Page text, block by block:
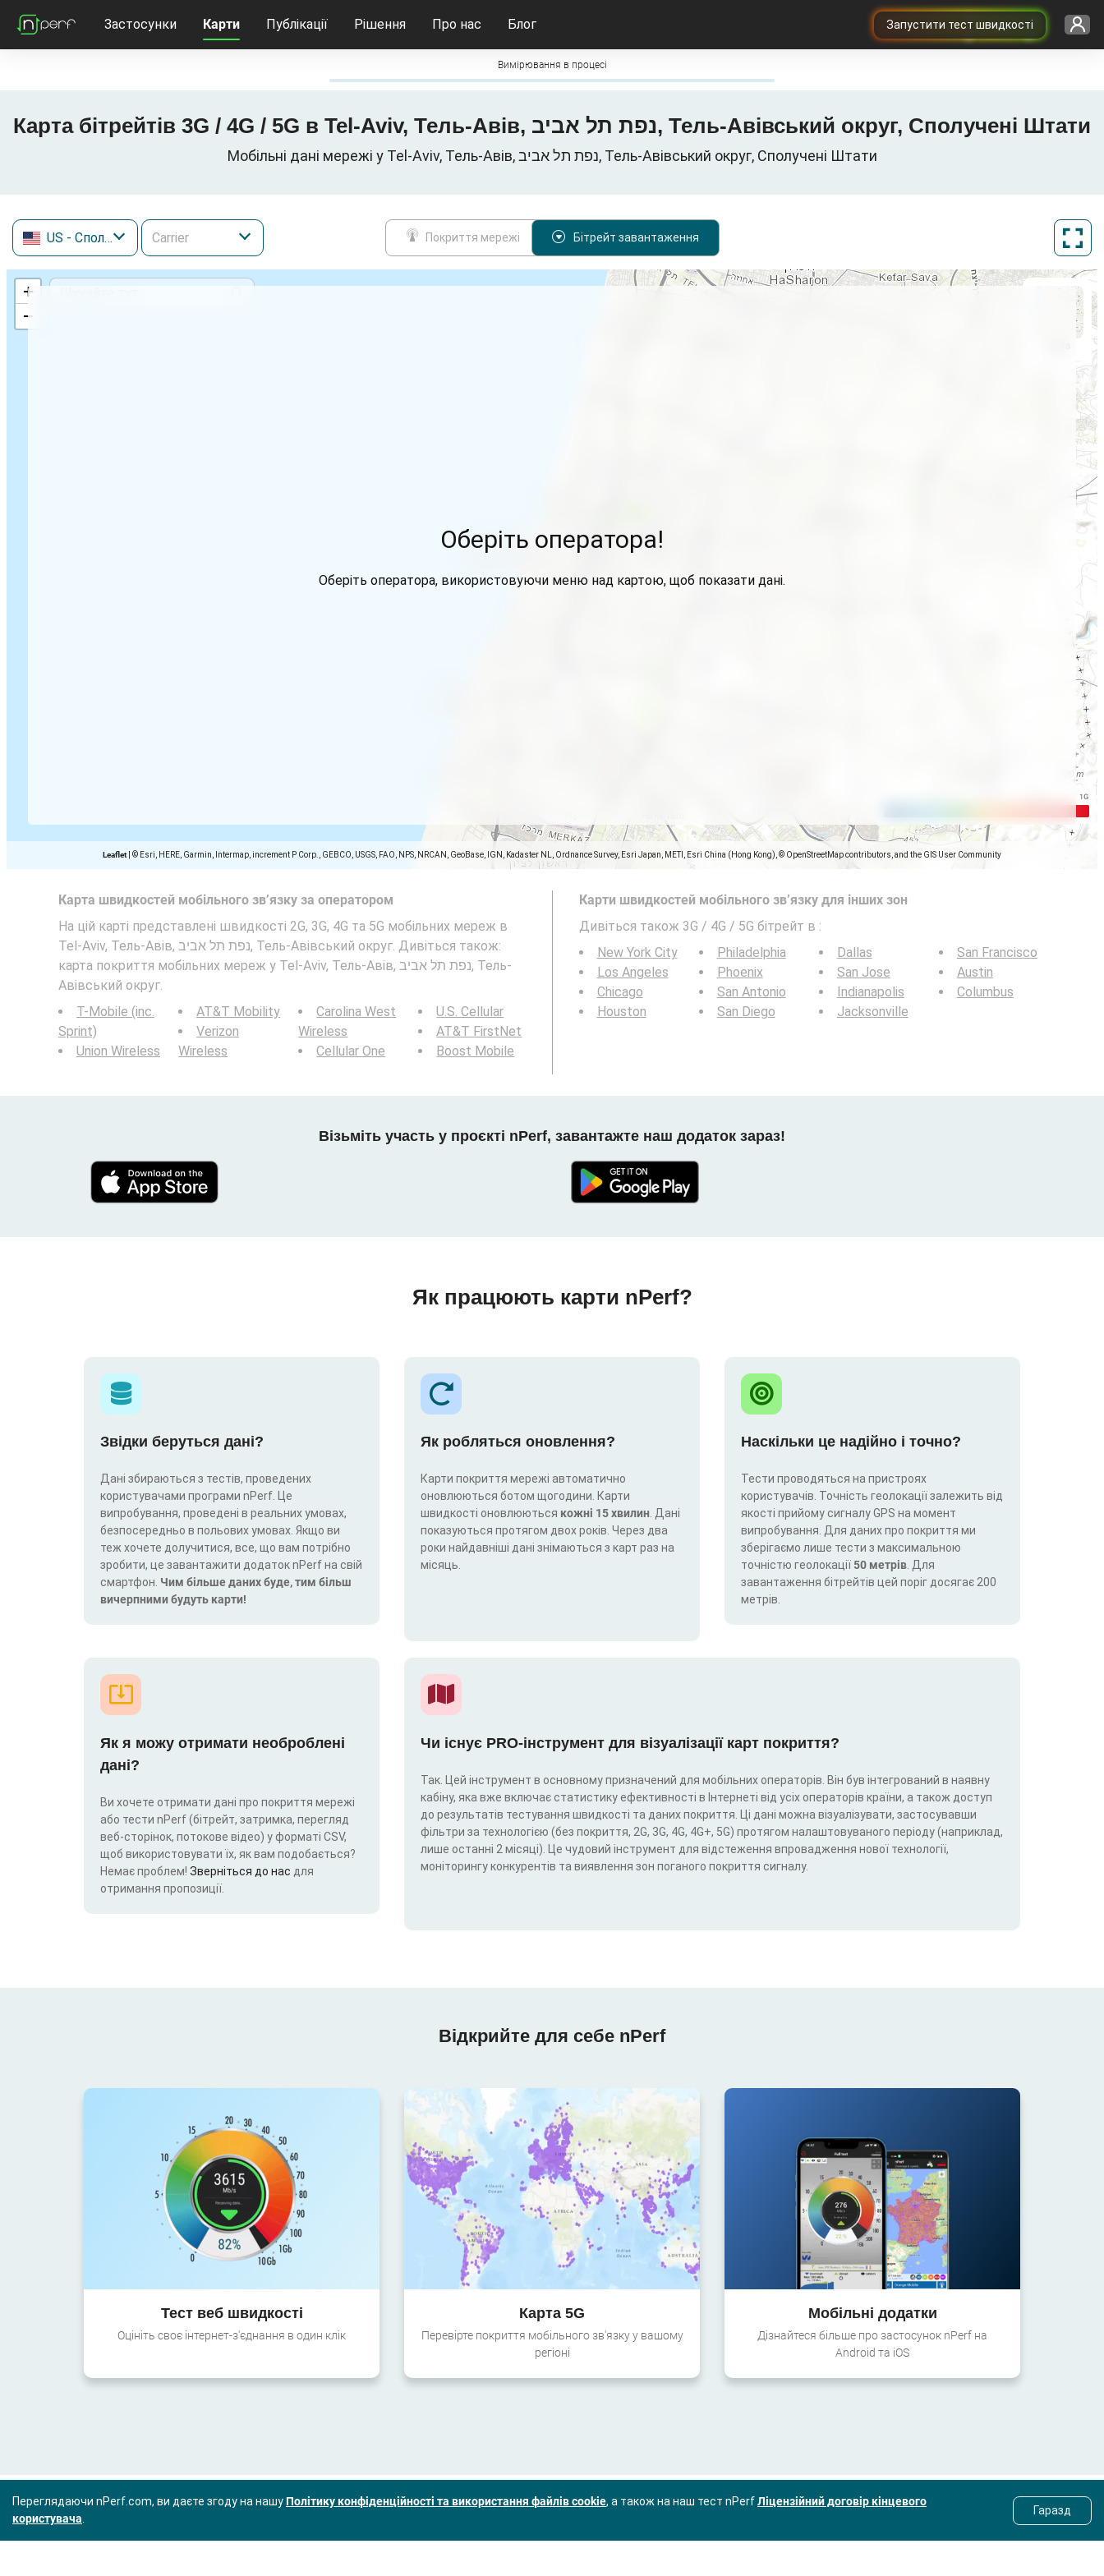
Запустити тест швидкості
Застосунки Карти Публікації Рішення Про нас Блог
Вимірювання в процесі
Карта бітрейтів 3G / 4G / 5G в Tel-Aviv, Тель-Авів, נפת תל אביב, Тель-Авівський округ, Сполучені Штати
Мобільні дані мережі у Tel-Aviv, Тель-Авів, נפת תל אביב, Тель-Авівський округ, Сполучені Штати
US - Сполучені Штати Покриття мережі Бітрейт завантаження
+
−
Leaflet © Esri, HERE, Garmin, Intermap, increment P Corp., GEBCO, USGS, FAO, NPS, NRCAN, GeoBase, IGN, Kadaster NL, Ordnance Survey, Esri Japan, METI, Esri China (Hong Kong), © OpenStreetMap contributors, and the GIS User Community
Оберіть оператора!
Оберіть оператора, використовуючи меню над картою, щоб показати дані.
Карта швидкостей мобільного зв’язку за оператором
На цій карті представлені швидкості 2G, 3G, 4G та 5G мобільних мереж в
Tel-Aviv, Тель-Авів, נפת תל אביב, Тель-Авівський округ. Дивіться також:
карта покриття мобільних мереж у Tel-Aviv, Тель-Авів, נפת תל אביב, Тель-
Авівський округ.
T-Mobile (inc.
Sprint)
Union Wireless
AT&T Mobility
Verizon
Wireless
Carolina West
Wireless
Cellular One
U.S. Cellular
AT&T FirstNet
Boost Mobile
Карти швидкостей мобільного зв’язку для інших зон
Дивіться також 3G / 4G / 5G бітрейт в :
New York City
Los Angeles
Chicago
Houston
Philadelphia
Phoenix
San Antonio
San Diego
Dallas
San Jose
Indianapolis
Jacksonville
San Francisco
Austin
Columbus
Візьміть участь у проєкті nPerf, завантажте наш додаток зараз!
Як працюють карти nPerf?
Звідки беруться дані?
Дані збираються з тестів, проведених
користувачами програми nPerf. Це
випробування, проведені в реальних умовах,
безпосередньо в польових умовах. Якщо ви
теж хочете долучитися, все, що вам потрібно
зробити, це завантажити додаток nPerf на свій
смартфон. Чим більше даних буде, тим більш
вичерпними будуть карти!
Як робляться оновлення?
Карти покриття мережі автоматично
оновлюються ботом щогодини. Карти
швидкості оновлюються кожні 15 хвилин . Дані
показуються протягом двох років. Через два
роки найдавніші дані знімаються з карт раз на
місяць.
Наскільки це надійно і точно?
Тести проводяться на пристроях
користувачів. Точність геолокації залежить від
якості прийому сигналу GPS на момент
випробування. Для даних про покриття ми
зберігаємо лише тести з максимальною
точністю геолокації50 метрів . Для
завантаження бітрейтів цей поріг досягає 200
метрів.
Як я можу отримати необроблені
дані?
Ви хочете отримати дані про покриття мережі
або тести nPerf (бітрейт, затримка, перегляд
веб-сторінок, потокове відео) у форматі CSV,
щоб використовувати їх, як вам подобається?
Немає проблем! Зверніться до нас для
отримання пропозиції.
Чи існує PRO-інструмент для візуалізації карт покриття?
Так. Цей інструмент в основному призначений для мобільних операторів. Він був інтегрований в наявну
кабіну, яка вже включає статистику ефективності в Інтернеті від усіх операторів країни, а також доступ
до результатів тестування швидкості та даних покриття. Ці дані можна візуалізувати, застосувавши
фільтри за технологією (без покриття, 2G, 3G, 4G, 4G+, 5G) протягом налаштовуваного періоду (наприклад,
лише останні 2 місяці). Це чудовий інструмент для відстеження впровадження нової технології,
моніторингу конкурентів та виявлення зон поганого покриття сигналу.
Відкрийте для себе nPerf
Тест веб швидкості
Оцініть своє інтернет-з'єднання в один клік
Карта 5G
Перевірте покриття мобільного зв'язку у вашому
регіоні
Мобільні додатки
Дізнайтеся більше про застосунок nPerf на
Android та iOS
Переглядаючи nPerf.com, ви даєте згоду на нашуПолітику конфіденційності та використання файлів cookie, а також на наш тест nPerfЛіцензійний договір кінцевого
користувача
Гаразд